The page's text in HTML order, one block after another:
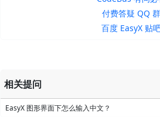
付费答疑 QQ 群
百度 EasyX 贴
相关提问
EasyX 图形界面下怎么输入中文？